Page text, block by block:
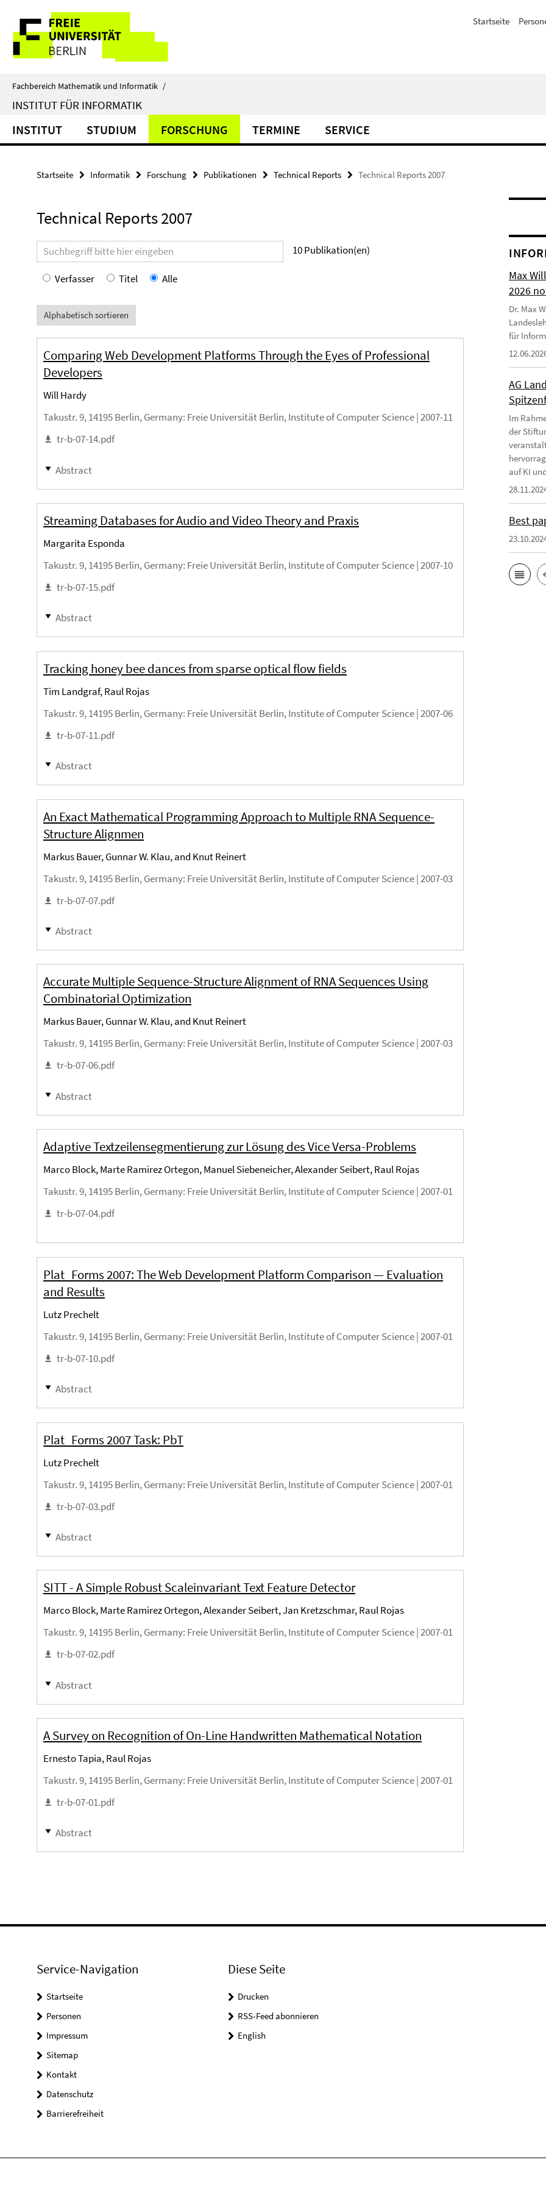
direkt
Inhalt
Service-
Navigation
Startseite
Fachbereich Mathematik und Informatik /
INSTITUT FÜR INFORMATIK
INSTITUT STUDIUM FORSCHUNG TERMINE SERVICE
Startseite Informatik Forschung Publikationen Technical Reports Technical Reports 2007
Technical Reports 2007
Suchbegriff 10Publikation(en)
Verfasser Titel Alle
Alphabetisch sortieren
Comparing Web Development Platforms Through the Eyes of Professional
Developers
Will Hardy
Takustr. 9, 14195 Berlin, Germany: Freie Universität Berlin, Institute of Computer Science |2007-11
tr-b-07-14.pdf
Abstract
Streaming Databases for Audio and Video Theory and Praxis
Margarita Esponda
Takustr. 9, 14195 Berlin, Germany: Freie Universität Berlin, Institute of Computer Science |2007-10
tr-b-07-15.pdf
Abstract
Tracking honey bee dances from sparse optical flow fields
Tim Landgraf, Raul Rojas
Takustr. 9, 14195 Berlin, Germany: Freie Universität Berlin, Institute of Computer Science |2007-06
tr-b-07-11.pdf
Abstract
An Exact Mathematical Programming Approach to Multiple RNA Sequence-
Structure Alignmen
Markus Bauer, Gunnar W. Klau, and Knut Reinert
Takustr. 9, 14195 Berlin, Germany: Freie Universität Berlin, Institute of Computer Science |2007-03
tr-b-07-07.pdf
Abstract
Accurate Multiple Sequence-Structure Alignment of RNA Sequences Using
Combinatorial Optimization
Markus Bauer, Gunnar W. Klau, and Knut Reinert
Takustr. 9, 14195 Berlin, Germany: Freie Universität Berlin, Institute of Computer Science |2007-03
tr-b-07-06.pdf
Abstract
Adaptive Textzeilensegmentierung zur Lösung des Vice Versa-Problems
Marco Block, Marte Ramirez Ortegon, Manuel Siebeneicher, Alexander Seibert, Raul Rojas
Takustr. 9, 14195 Berlin, Germany: Freie Universität Berlin, Institute of Computer Science |2007-01
tr-b-07-04.pdf
Plat_Forms 2007: The Web Development Platform Comparison — Evaluation
and Results
Lutz Prechelt
Takustr. 9, 14195 Berlin, Germany: Freie Universität Berlin, Institute of Computer Science |2007-01
tr-b-07-10.pdf
Abstract
Plat_Forms 2007 Task: PbT
Lutz Prechelt
Takustr. 9, 14195 Berlin, Germany: Freie Universität Berlin, Institute of Computer Science |2007-01
tr-b-07-03.pdf
Abstract
SITT - A Simple Robust Scaleinvariant Text Feature Detector
Marco Block, Marte Ramirez Ortegon, Alexander Seibert, Jan Kretzschmar, Raul Rojas
Takustr. 9, 14195 Berlin, Germany: Freie Universität Berlin, Institute of Computer Science |2007-01
tr-b-07-02.pdf
Abstract
A Survey on Recognition of On-Line Handwritten Mathematical Notation
Ernesto Tapia, Raul Rojas
Takustr. 9, 14195 Berlin, Germany: Freie Universität Berlin, Institute of Computer Science |2007-01
tr-b-07-01.pdf
Abstract
Max
2026
Dr. Max
für
AG
Im
der
auf KI
Best
Service-Navigation
Startseite
Personen
Impressum
Sitemap
Kontakt
Datenschutz
Barrierefreiheit
Diese Seite
Drucken
RSS-Feed abonnieren
English